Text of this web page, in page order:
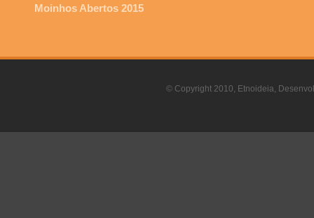
Moinhos Abertos 2015
© Copyright 2010, Etnoideia,